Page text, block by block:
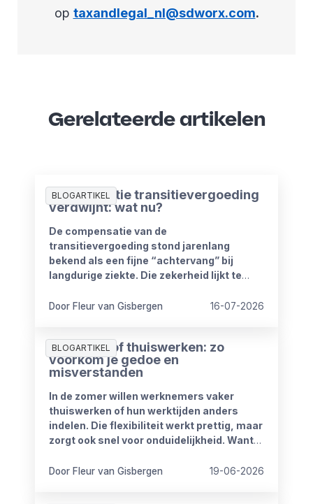
op taxandlegal_nl@sdworx.com.
Gerelateerde artikelen
BLOGARTIKEL
Compensatie transitievergoeding
verdwijnt: wat nu?
De compensatie van de
transitievergoeding stond jarenlang
bekend als een fijne “achtervang” bij
langdurige ziekte. Die zekerheid lijkt te
kabinet heeft plannen om de
Door Fleur van Gisbergen 16-07-2026
BLOGARTIKEL
Zomerproof thuiswerken: zo
voorkom je gedoe en
misverstanden
In de zomer willen werknemers vaker
thuiswerken of hun werktijden anders
indelen. Die flexibiliteit werkt prettig, maar
zorgt ook snel voor onduidelijkheid. Want
iemand bereikbaar? En hoe blijft het werk
Door Fleur van Gisbergen 19-06-2026